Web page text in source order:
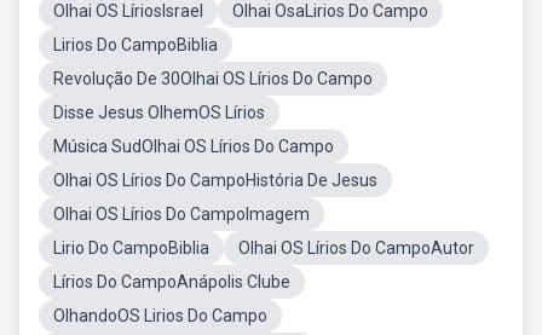
Olhai OS LíriosIsrael
Olhai OsaLirios Do Campo
Lirios Do CampoBiblia
Revolução De 30Olhai OS Lírios Do Campo
Disse Jesus OlhemOS Lírios
Música SudOlhai OS Lírios Do Campo
Olhai OS Lírios Do CampoHistória De Jesus
Olhai OS Lírios Do CampoImagem
Lirio Do CampoBiblia
Olhai OS Lírios Do CampoAutor
Lírios Do CampoAnápolis Clube
OlhandoOS Lirios Do Campo